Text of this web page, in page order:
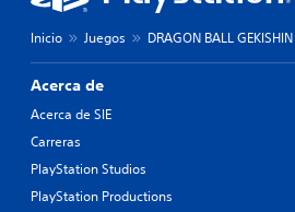
Inicio Juegos DRAGON BALL
Acerca de
Acerca de SIE
Carreras
PlayStation Studios
PlayStation Productions